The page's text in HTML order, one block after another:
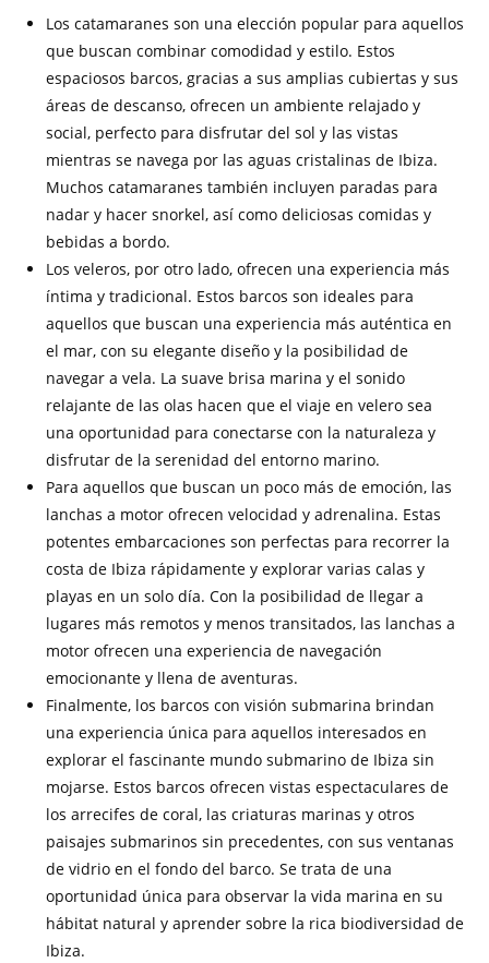
Los catamaranes son una elección popular para aquellos
que buscan combinar comodidad y estilo. Estos
espaciosos barcos, gracias a sus amplias cubiertas y sus
áreas de descanso, ofrecen un ambiente relajado y
social, perfecto para disfrutar del sol y las vistas
mientras se navega por las aguas cristalinas de Ibiza.
Muchos catamaranes también incluyen paradas para
nadar y hacer snorkel, así como deliciosas comidas y
bebidas a bordo.
Los veleros, por otro lado, ofrecen una experiencia más
íntima y tradicional. Estos barcos son ideales para
aquellos que buscan una experiencia más auténtica en
el mar, con su elegante diseño y la posibilidad de
navegar a vela. La suave brisa marina y el sonido
relajante de las olas hacen que el viaje en velero sea
una oportunidad para conectarse con la naturaleza y
disfrutar de la serenidad del entorno marino.
Para aquellos que buscan un poco más de emoción, las
lanchas a motor ofrecen velocidad y adrenalina. Estas
potentes embarcaciones son perfectas para recorrer la
costa de Ibiza rápidamente y explorar varias calas y
playas en un solo día. Con la posibilidad de llegar a
lugares más remotos y menos transitados, las lanchas a
motor ofrecen una experiencia de navegación
emocionante y llena de aventuras.
Finalmente, los barcos con visión submarina brindan
una experiencia única para aquellos interesados ​​en
explorar el fascinante mundo submarino de Ibiza sin
mojarse. Estos barcos ofrecen vistas espectaculares de
los arrecifes de coral, las criaturas marinas y otros
paisajes submarinos sin precedentes, con sus ventanas
de vidrio en el fondo del barco. Se trata de una
oportunidad única para observar la vida marina en su
hábitat natural y aprender sobre la rica biodiversidad de
Ibiza.